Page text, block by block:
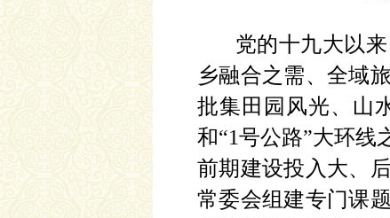
党的十九大以
乡融合之需、全域
批集田园风光、山
和“1号公路”大环线
前期建设投入大、
常委会组建专门课